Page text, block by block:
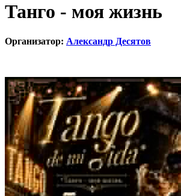
Танго - моя жизнь
Организатор: Александр Десятов